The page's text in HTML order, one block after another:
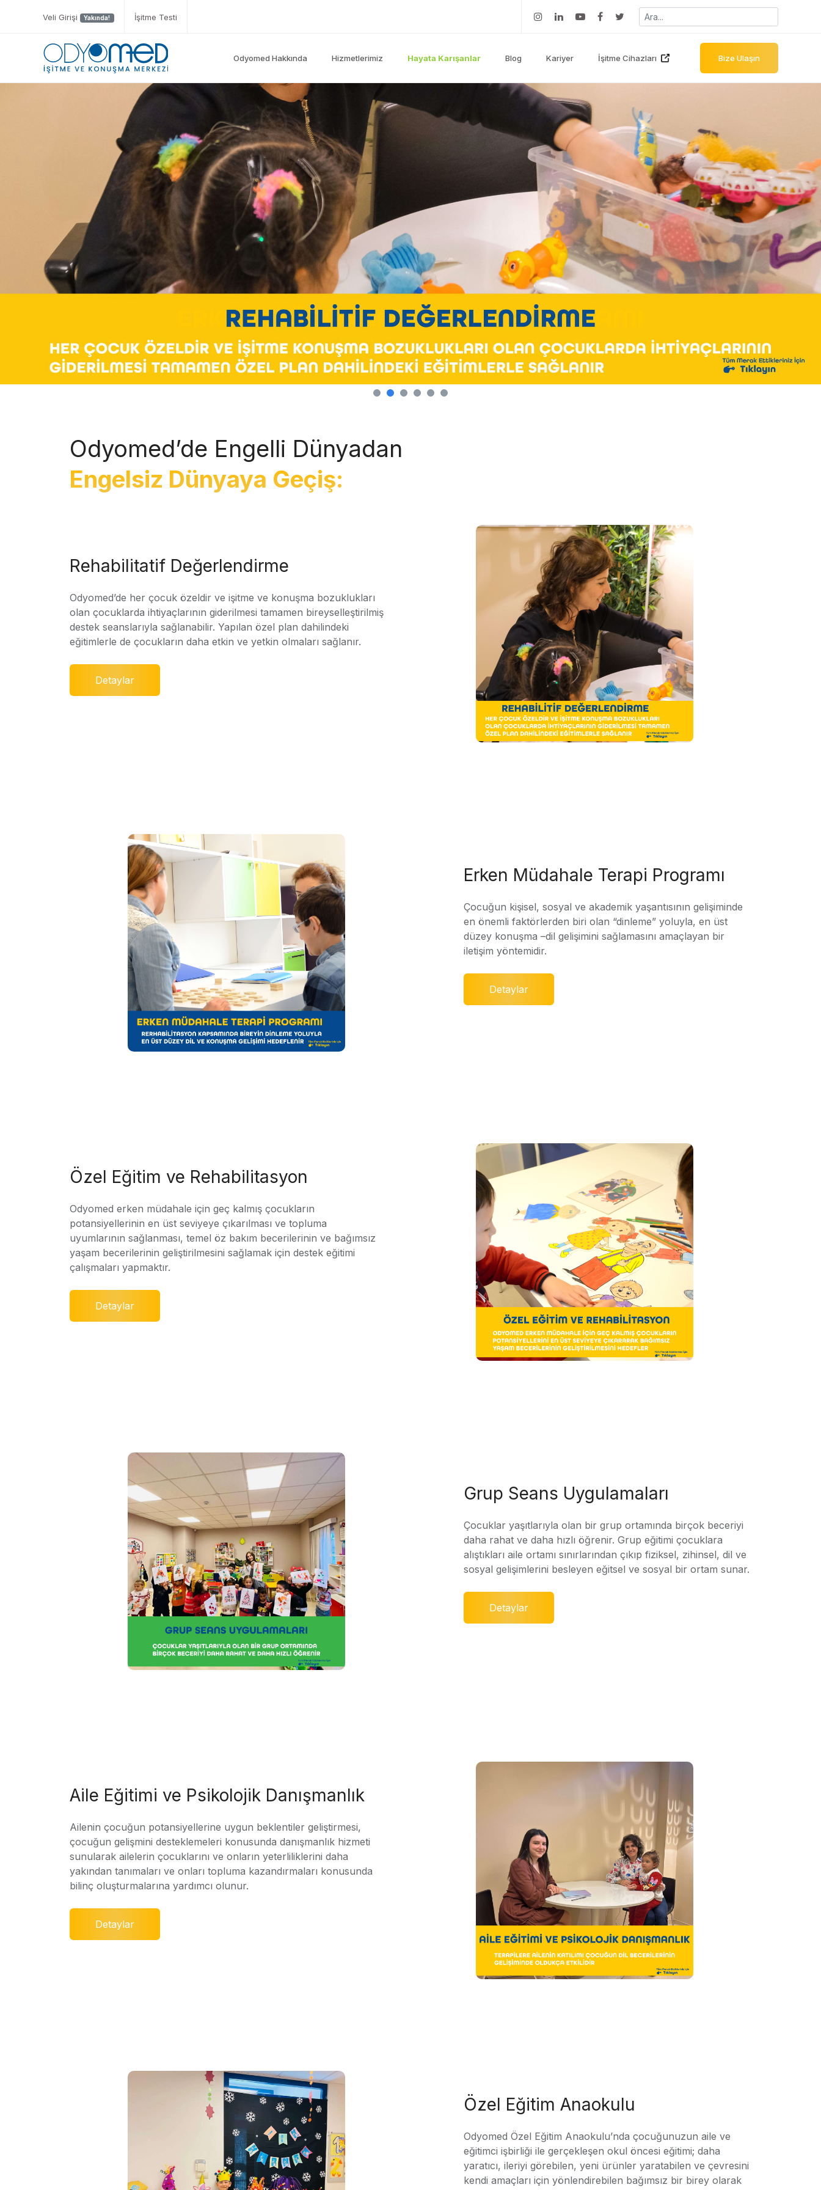
Veli Girişi Yakında! İşitme Testi
Odyomed Hakkında Hizmetlerimiz Hayata Karışanlar Blog Kariyer İşitme Cihazları Bize Ulaşın
Odyomed’de Engelli Dünyadan
Engelsiz Dünyaya Geçiş:
Rehabilitatif Değerlendirme
Odyomed’de her çocuk özeldir ve işitme ve konuşma bozuklukları
olan çocuklarda ihtiyaçlarının giderilmesi tamamen bireyselleştirilmiş
destek seanslarıyla sağlanabilir. Yapılan özel plan dahilindeki
eğitimlerle de çocukların daha etkin ve yetkin olmaları sağlanır.
Detaylar
Erken Müdahale Terapi Programı
Çocuğun kişisel, sosyal ve akademik yaşantısının gelişiminde
en önemli faktörlerden biri olan “dinleme” yoluyla, en üst
düzey konuşma –dil gelişimini sağlamasını amaçlayan bir
iletişim yöntemidir.
Detaylar
Özel Eğitim ve Rehabilitasyon
Odyomed erken müdahale için geç kalmış çocukların
potansiyellerinin en üst seviyeye çıkarılması ve topluma
uyumlarının sağlanması, temel öz bakım becerilerinin ve bağımsız
yaşam becerilerinin geliştirilmesini sağlamak için destek eğitimi
çalışmaları yapmaktır.
Detaylar
Grup Seans Uygulamaları
Çocuklar yaşıtlarıyla olan bir grup ortamında birçok beceriyi
daha rahat ve daha hızlı öğrenir. Grup eğitimi çocuklara
alıştıkları aile ortamı sınırlarından çıkıp fiziksel, zihinsel, dil ve
sosyal gelişimlerini besleyen eğitsel ve sosyal bir ortam sunar.
Detaylar
Aile Eğitimi ve Psikolojik Danışmanlık
Ailenin çocuğun potansiyellerine uygun beklentiler geliştirmesi,
çocuğun gelişmini desteklemeleri konusunda danışmanlık hizmeti
sunularak ailelerin çocuklarını ve onların yeterliliklerini daha
yakından tanımaları ve onları topluma kazandırmaları konusunda
bilinç oluşturmalarına yardımcı olunur.
Detaylar
Özel Eğitim Anaokulu
Odyomed Özel Eğitim Anaokulu’nda çocuğunuzun aile ve
eğitimci işbirliği ile gerçekleşen okul öncesi eğitimi; daha
yaratıcı, ileriyi görebilen, yeni ürünler yaratabilen ve çevresini
kendi amaçları için yönlendirebilen bağımsız bir birey olarak